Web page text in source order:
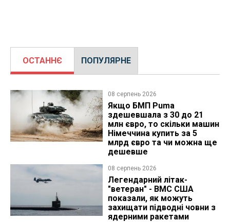
ОСТАННЄ ПОПУЛЯРНЕ
08 серпень 2026
Якщо БМП Puma
здешевшала з 30 до 21
млн євро, то скільки машин
Німеччина купить за 5
млрд євро та чи можна ще
дешевше
08 серпень 2026
Легендарний літак-
"ветеран" - ВМС США
показали, як можуть
захищати підводні човни з
ядерними ракетами